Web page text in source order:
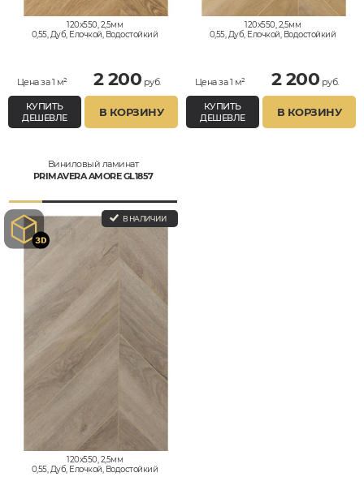
120x550, 2,5мм
0,55, Дуб, Елочкой, Водостойкий
Цена за 1 м² 2 200 руб.
КУПИТЬ
ДЕШЕВЛЕ
В КОРЗИНУ
120x550, 2,5мм
0,55, Дуб, Елочкой, Водостойкий
Цена за 1 м² 2 200 руб.
КУПИТЬ
ДЕШЕВЛЕ
В КОРЗИНУ
Виниловый ламинат
PRIMAVERA AMORE GL1857
В НАЛИЧИИ
120x550, 2,5мм
0,55, Дуб, Елочкой, Водостойкий